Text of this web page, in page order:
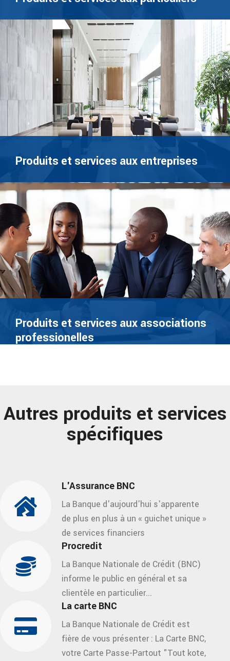
Produits et services aux entreprises
Produits et services aux associations
professionelles
Autres produits et services
spécifiques
L'Assurance BNC
La Banque d'aujourd'hui s'apparente
de plus en plus à un « guichet unique »
de services financiers
Procredit
La Banque Nationale de Crédit (BNC)
informe le public en général et sa
clientèle en particulier...
La carte BNC
La Banque Nationale de Crédit est
fière de vous présenter : La Carte BNC,
votre Carte Passe-Partout "Tout kote,